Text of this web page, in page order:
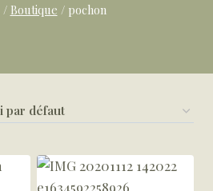
/ Boutique / pochon